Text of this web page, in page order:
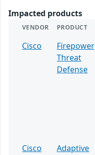
Impacted products
VENDOR PRODUCT
Cisco
Firepower
Threat
Defense
Cisco
Adaptive